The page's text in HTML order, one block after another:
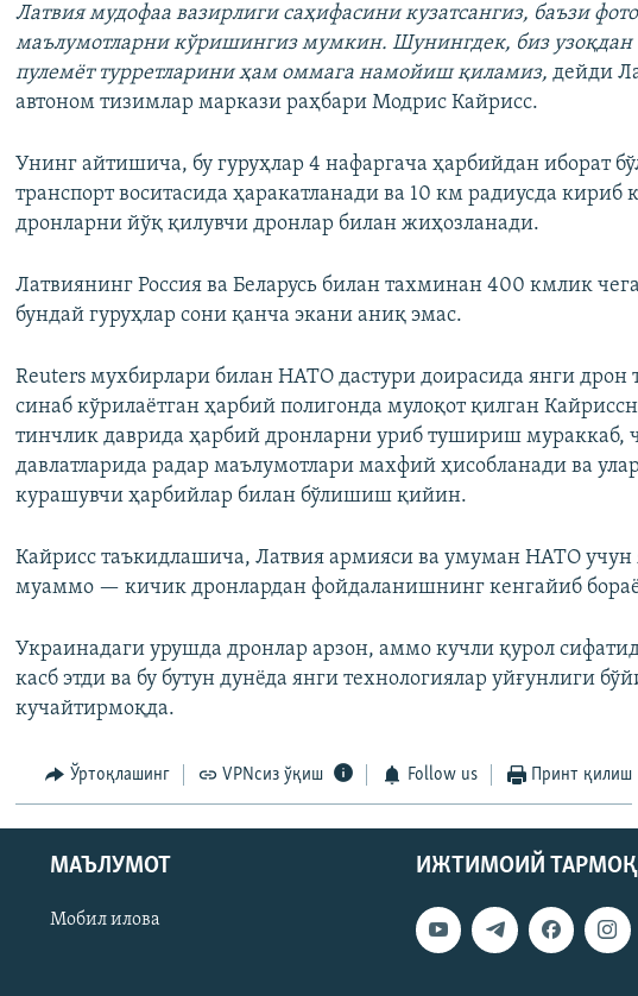
Латвия мудофаа вазирлиги саҳифасини кузатсангиз, баъзи
маълумотларни кўришингиз мумкин. Шунингдек, биз узоқдан
пулемёт турретларини ҳам оммага намойиш қиламиз, дейди
автоном тизимлар маркази раҳбари Модрис Кайрисс.
Унинг айтишича, бу гуруҳлар 4 нафаргача ҳарбийдан иборат
транспорт воситасида ҳаракатланади ва 10 км радиусда кириб
дронларни йўқ қилувчи дронлар билан жиҳозланади.
Латвиянинг Россия ва Беларусь билан тахминан 400 кмлик
бундай гуруҳлар сони қанча экани аниқ эмас.
Reuters мухбирлари билан НАТО дастури доирасида янги дрон
синаб кўрилаётган ҳарбий полигонда мулоқот қилган
тинчлик даврида ҳарбий дронларни уриб тушириш мураккаб,
давлатларида радар маълумотлари махфий ҳисобланади ва
курашувчи ҳарбийлар билан бўлишиш қийин.
Кайрисс таъкидлашича, Латвия армияси ва умуман НАТО учун
муаммо — кичик дронлардан фойдаланишнинг кенгайиб
Украинадаги урушда дронлар арзон, аммо кучли қурол
касб этди ва бу бутун дунёда янги технологиялар уйғунлиги
кучайтирмоқда.
Ўртоқлашинг VPNсиз ўқиш Follow us Принт қилиш
ИЖТИМОИЙ
МАЪЛУМОТ
Мобил илова